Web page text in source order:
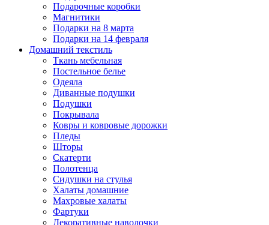
Подарочные коробки
Магнитики
Подарки на 8 марта
Подарки на 14 февраля
Домашний текстиль
Ткань мебельная
Постельное белье
Одеяла
Диванные подушки
Подушки
Покрывала
Ковры и ковровые дорожки
Пледы
Шторы
Скатерти
Полотенца
Сидушки на стулья
Халаты домашние
Махровые халаты
Фартуки
Декоративные наволочки